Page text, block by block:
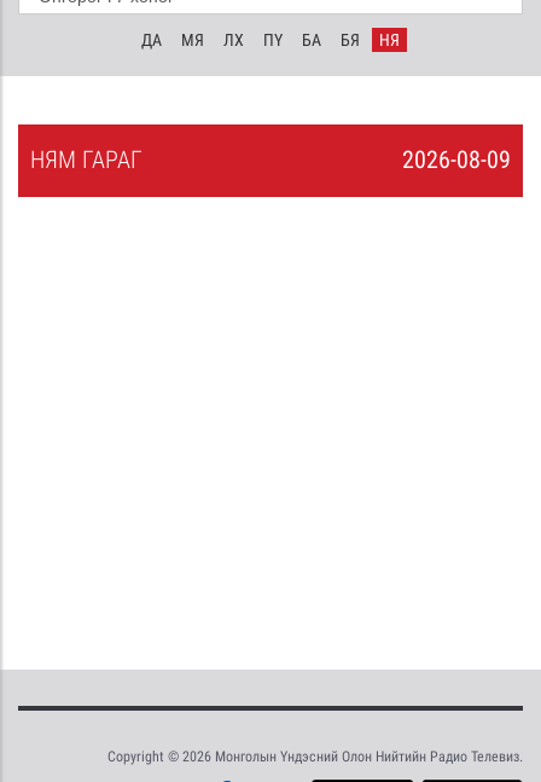
ДА МЯ ЛХ ПҮ БА БЯ НЯ
2026-08-09
НЯМ ГАРАГ
Copyright © 2026 Монголын Үндэсний Олон Нийтийн Радио Телевиз.